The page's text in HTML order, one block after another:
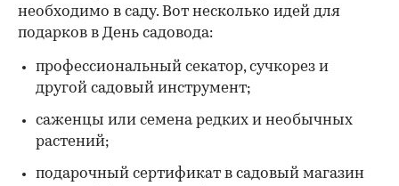
необходимо в саду. Вот несколько идей для
подарков в День садовода:
профессиональный секатор, сучкорез и
другой садовый инструмент;
саженцы или семена редких и необычных
растений;
подарочный сертификат в садовый магазин